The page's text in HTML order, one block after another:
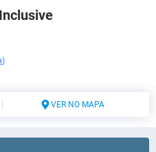
)
VER NO MAPA